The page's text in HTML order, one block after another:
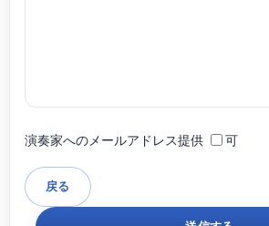
演奏家へのメールアドレス提供 可